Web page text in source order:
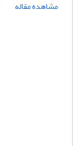
مشاهده مقاله